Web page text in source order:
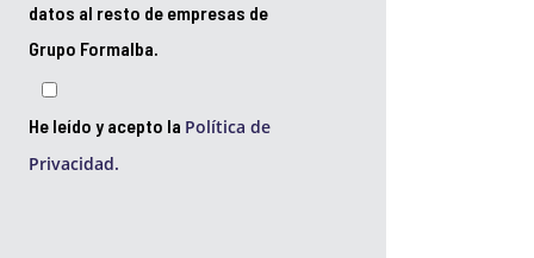
datos al resto de empresas de
Grupo Formalba.
He leído y acepto la Política de
Privacidad.